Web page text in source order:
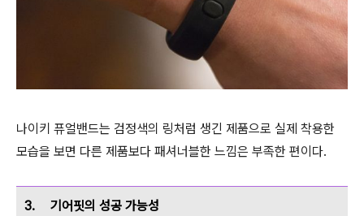
나이키 퓨얼밴드는 검정색의 링처럼 생긴 제품으로 실제 착용한
모습을 보면 다른 제품보다 패셔너블한 느낌은 부족한 편이다.
3. 기어핏의 성공 가능성